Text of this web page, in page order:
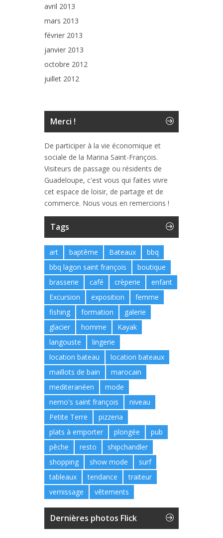
avril 2013
mars 2013
février 2013
janvier 2013
octobre 2012
juillet 2012
Merci !
De participer à la vie économique et
sociale de la Marina Saint-François.
Visiteurs de passage ou résidents de
Guadeloupe, c'est vous qui faites vivre
cet espace de loisir, de partage et de
commerce. Nous vous en remercions !
Tags
art baptême Bateaux
bbq
bbq lagon saint françois
boutique
brasserie
café crèperie
enfant
Excursion
exposition
femme
fishing
formation
galerie
glacier
homme
Kayak
langouste
lingerie
location bateau
location bateaux
maillots de bain
marocain
mediteranéen
mode
nemo's saint françois
niveau
Petite Terre
pizzeria
plats à emporter
plongée
pub
pêche
resto
shipchandler
shopping
show mode
surf
tableaux
tendance
traiteur
vernissage
vêtements
Dernières photos Flick